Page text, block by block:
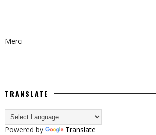
Merci
TRANSLATE
Powered by Translate